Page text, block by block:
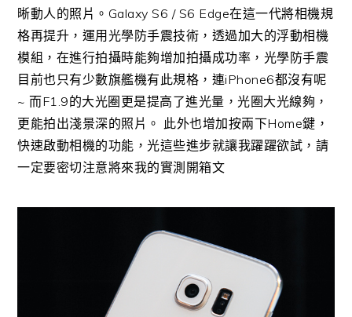
晰動人的照片。Galaxy S6 / S6 Edge在這一代將相機規
格再提升，運用光學防手震技術，透過加大的浮動相機
模組，在進行拍攝時能夠增加拍攝成功率，光學防手震
目前也只有少數旗艦機有此規格，連iPhone6都沒有呢
~ 而F1.9的大光圈更是提高了進光量，光圈大光線夠，
更能拍出淺景深的照片。 此外也增加按兩下Home鍵，
快速啟動相機的功能，光這些進步就讓我躍躍欲試，請
一定要密切注意將來我的實測開箱文